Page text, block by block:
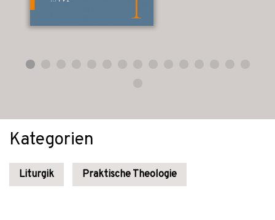
Kategorien
Liturgik Praktische Theologie